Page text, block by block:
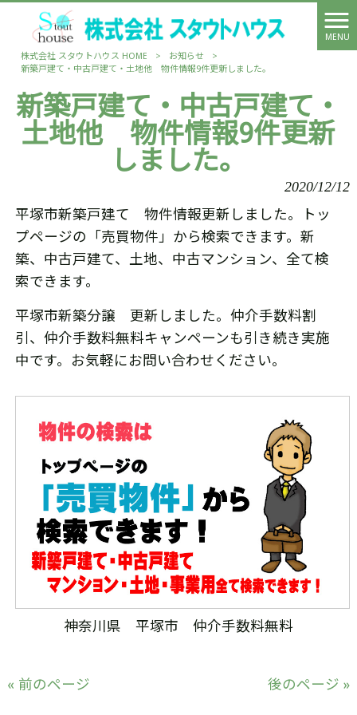
MENU
株式会社 スタウトハウス HOME
> お知らせ
>
新築戸建て・中古戸建て・土地他 物件情報9件更新しました。
新築戸建て・中古戸建て・
土地他 物件情報9件更新
しました。
2020/12/12
平塚市新築戸建て 物件情報更新しました。トッ
プページの「売買物件」から検索できます。新
築、中古戸建て、土地、中古マンション、全て検
索できます。
平塚市新築分譲 更新しました。仲介手数料割
引、仲介手数料無料キャンペーンも引き続き実施
中です。お気軽にお問い合わせください。
神奈川県 平塚市 仲介手数料無料
« 前のページ 後のページ »